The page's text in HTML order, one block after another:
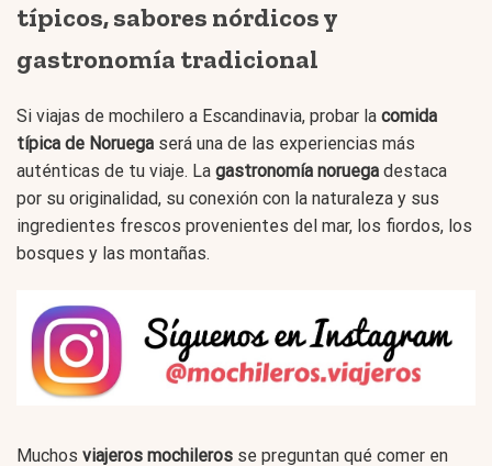
típicos, sabores nórdicos y
gastronomía tradicional
Si viajas de mochilero a Escandinavia, probar la comida
típica de Noruega será una de las experiencias más
auténticas de tu viaje. La gastronomía noruega destaca
por su originalidad, su conexión con la naturaleza y sus
ingredientes frescos provenientes del mar, los fiordos, los
bosques y las montañas.
Muchos viajeros mochileros se preguntan qué comer en